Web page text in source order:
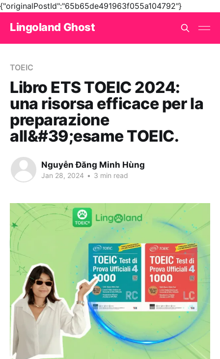
{"originalPostId":"65b65de491963f055a104792"}
Lingoland Ghost
TOEIC
Libro ETS TOEIC 2024:
una risorsa efficace per la
preparazione
all&#39;esame TOEIC.
Nguyễn Đăng Minh Hùng
Jan 28, 2024 • 3 min read